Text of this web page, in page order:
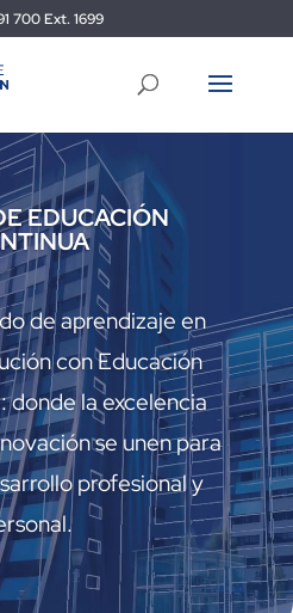
700 Ext. 1699
EDUCACIÓN
de aprendizaje en
con Educación
donde la excelencia
se unen para
profesional y